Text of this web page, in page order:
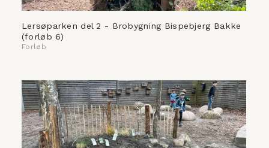
Lersøparken del 2 - Brobygning Bispebjerg Bakke
(forløb 6)
Forløb